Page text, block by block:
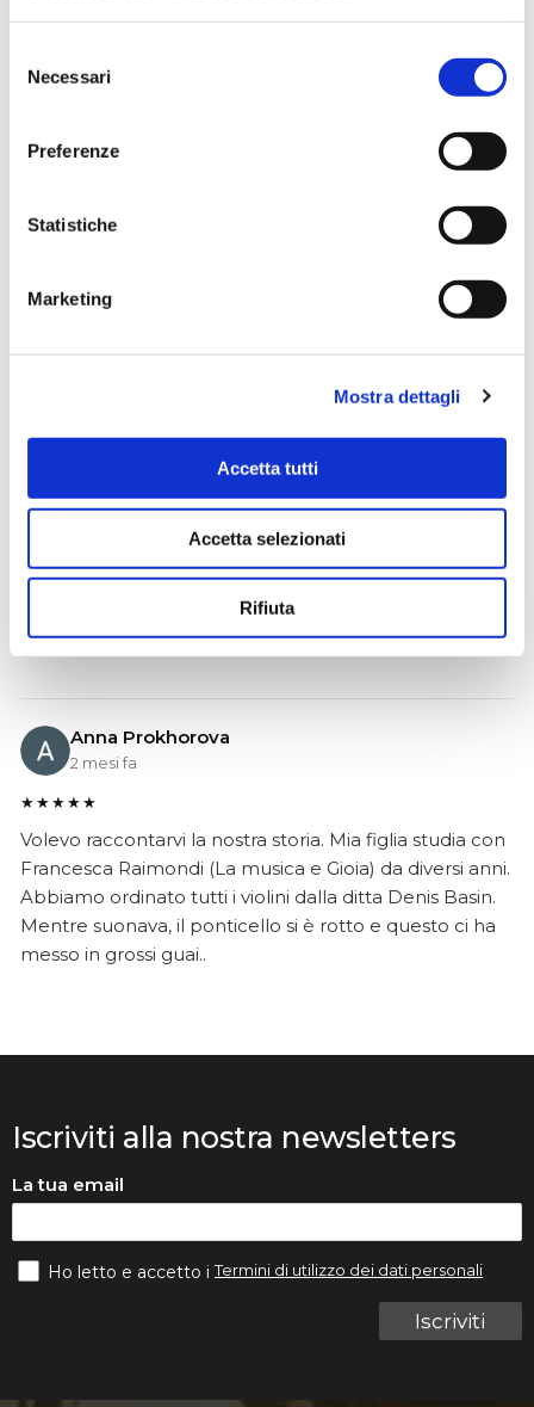
delNecessari
Preferenze
Statistiche
Marketing
Mostra dettagli
Accetta tutti
Accetta selezionati
Rifiuta
Simone Gasparoni
puntuale e cordiale, spedizione rapida e prodotti
effettivamente disponibili come indicato sul sito, senza
Negozio assolutamente consigliato, acqui..
Ho acquistato un Selmer Super Action 80 serie I da
Biasin e sono rimasto davvero super soddisfatto. Il sax
è arrivato in condizioni impeccabili, perfettamente
dimostrato serio e professionale,..
Anna Prokhorova
2 mesi fa
★★★★★
Volevo raccontarvi la nostra storia. Mia figlia studia con
Francesca Raimondi (La musica e Gioia) da diversi anni.
Abbiamo ordinato tutti i violini dalla ditta Denis Basin.
Mentre suonava, il ponticello si è rotto e questo ci ha
messo in grossi guai..
Iscriviti alla nostra newsletters
La tua email
Iscriviti
Ho letto e accetto iTermini di utilizzo dei dati personali